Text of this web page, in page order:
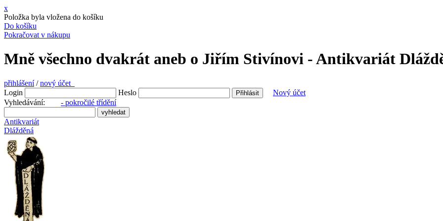
x
Položka byla vložena do košíku
Do košíku
Pokračovat v nákupu
Mně všechno dvakrát aneb o Jiřím Stivínovi - Antikvariát
přihlášení/nový účet
Login
Heslo
Nový účet
Vyhledávání: - pokročilé třídění
Antikvariát
Dlážděná